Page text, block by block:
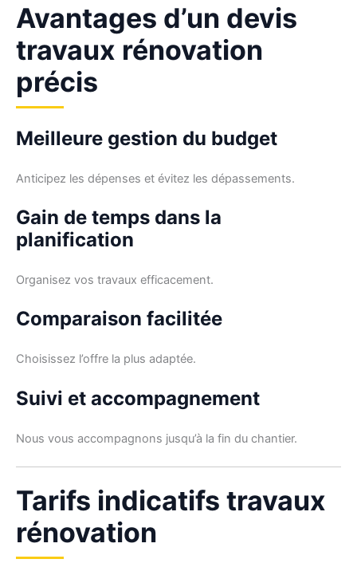
Avantages d’un devis
travaux rénovation
précis
Meilleure gestion du budget
Anticipez les dépenses et évitez les dépassements.
Gain de temps dans la
planification
Organisez vos travaux efficacement.
Comparaison facilitée
Choisissez l’offre la plus adaptée.
Suivi et accompagnement
Nous vous accompagnons jusqu’à la fin du chantier.
Tarifs indicatifs travaux
rénovation